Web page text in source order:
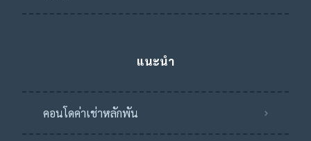
แนะนำ
คอนโดค่าเช่าหลักพัน